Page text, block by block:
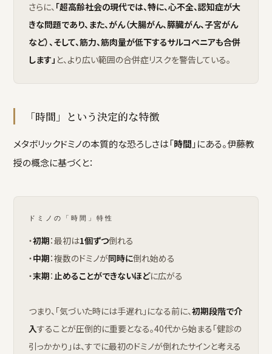
さらに、 「超高齢社会の現代では、特に、心不全、認知症が大
きな問題であり、また、がん（大腸がん、膵臓がん、子宮がん
など）、そして、筋力、筋肉量が低下するサルコペニアも合併
します」 と、より広い範囲の合併症リスクを警告している。
「時間」という決定的な特徴
メタボリックドミノの本質的な恐ろしさは「時間 」にある。伊藤教
授の概念に基づくと：
ドミノの「時間」特性
・初期：最初は1個ずつ倒れる
・中期：複数のドミノが同時に倒れ始める
・末期：止めることができないほどに広がる
つまり、「気づいた時には手遅れ」になる前に、初期段階で介
入することが圧倒的に重要となる。40代から始まる「健診の
引っかかり」は、すでに最初のドミノが倒れたサインと考える